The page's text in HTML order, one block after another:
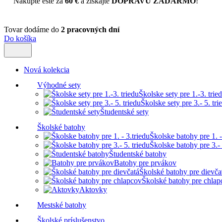
Tovar dodáme do 2 pracovných dní
Do košíka
Nová kolekcia
Výhodné sety
Školske sety pre 1.-3.
Školske sety pre 3.- 5.
Študentské sety
Školské batohy
Školske batohy pre 1.
Školske batohy pre 3.-
Študentské batohy
Batohy pre prvákov
Školské batohy pre
Školské batohy pre
Aktovky
Mestské batohy
Školské príslušenstvo